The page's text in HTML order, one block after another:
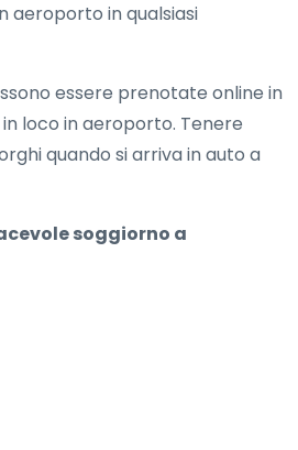
aeroporto in qualsiasi
essere prenotate online in
loco in aeroporto. Tenere
quando si arriva in auto a
soggiorno a